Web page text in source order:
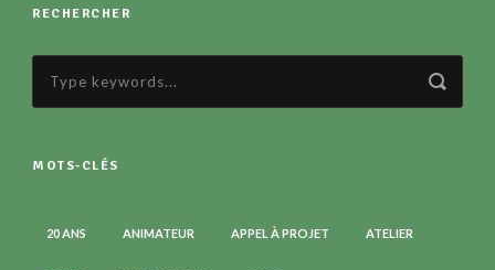
RECHERCHER
MOTS-CLÉS
20 ANS ANIMATEUR APPEL À PROJET ATELIER